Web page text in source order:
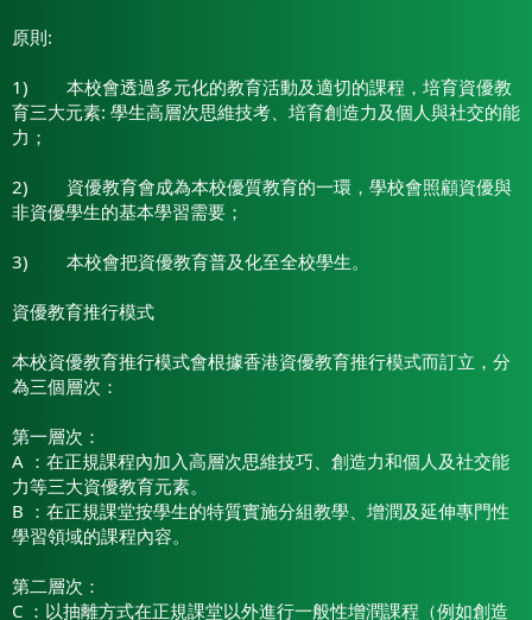
原則:
1) 本校會透過多元化的教育活動及適切的課程，培育資優教
育三大元素: 學生高層次思維技考、培育創造力及個人與社交的能
力；
2) 資優教育會成為本校優質教育的一環，學校會照顧資優與
非資優學生的基本學習需要；
3) 本校會把資優教育普及化至全校學生。
資優教育推行模式
本校資優教育推行模式會根據香港資優教育推行模式而訂立，分
為三個層次：
第一層次：
A ：在正規課程內加入高層次思維技巧、創造力和個人及社交能
力等三大資優教育元素。
B ：在正規課堂按學生的特質實施分組教學、增潤及延伸專門性
學習領域的課程內容。
第二層次：
C ：以抽離方式在正規課堂以外進行一般性增潤課程（例如創造